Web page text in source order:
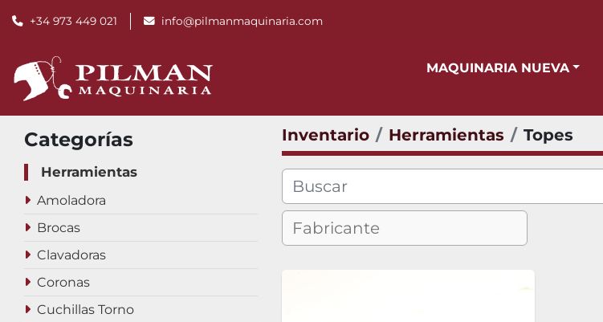
+34 973 449 021 info@pilmanmaquinaria.com
MAQUINARIA NUEVA
Categorías
Herramientas
Amoladora
Brocas
Clavadoras
Coronas
Cuchillas Torno
Inventario Herramientas Topes